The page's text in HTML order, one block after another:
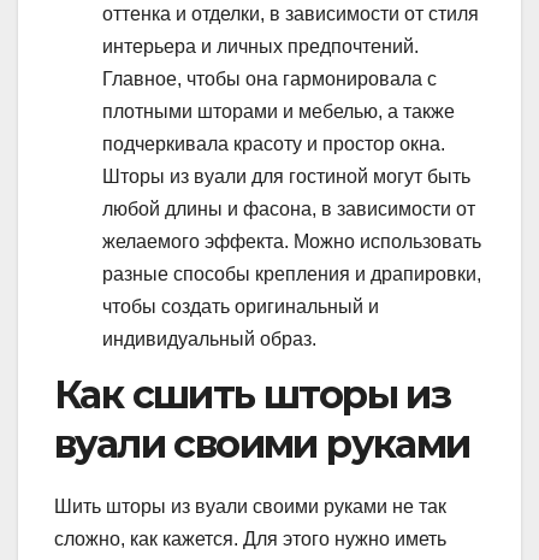
оттенка и отделки, в зависимости от стиля
интерьера и личных предпочтений.
Главное, чтобы она гармонировала с
плотными шторами и мебелью, а также
подчеркивала красоту и простор окна.
Шторы из вуали для гостиной могут быть
любой длины и фасона, в зависимости от
желаемого эффекта. Можно использовать
разные способы крепления и драпировки,
чтобы создать оригинальный и
индивидуальный образ.
Как сшить шторы из
вуали своими руками
Шить шторы из вуали своими руками не так
сложно, как кажется. Для этого нужно иметь